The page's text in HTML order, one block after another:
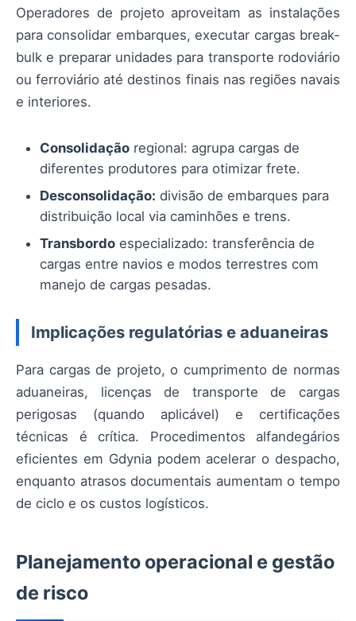
Operadores de projeto aproveitam as instalações
para consolidar embarques, executar cargas break-
bulk e preparar unidades para transporte rodoviário
ou ferroviário até destinos finais nas regiões navais
e interiores.
Consolidação regional: agrupa cargas de
diferentes produtores para otimizar frete.
Desconsolidação: divisão de embarques para
distribuição local via caminhões e trens.
Transbordo especializado: transferência de
cargas entre navios e modos terrestres com
manejo de cargas pesadas.
Implicações regulatórias e aduaneiras
Para cargas de projeto, o cumprimento de normas
aduaneiras, licenças de transporte de cargas
perigosas (quando aplicável) e certificações
técnicas é crítica. Procedimentos alfandegários
eficientes em Gdynia podem acelerar o despacho,
enquanto atrasos documentais aumentam o tempo
de ciclo e os custos logísticos.
Planejamento operacional e gestão
de risco